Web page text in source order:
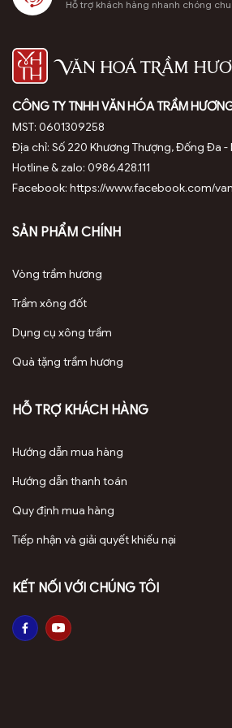
Hỗ trợ khách hàng nhanh chóng
CÔNG TY TNHH VĂN HÓA TRẦM
MST: 0601309258
Địa chỉ: Số 220 Khương Thượng, Đống Đa -
Hotline & zalo: 0986.428.111
Facebook: https://www.facebook.com/
SẢN PHẨM CHÍNH
Vòng trầm hương
Trầm xông đốt
Dụng cụ xông trầm
Quà tặng trầm hương
HỖ TRỢ KHÁCH HÀNG
Hướng dẫn mua hàng
Hướng dẫn thanh toán
Quy định mua hàng
Tiếp nhận và giải quyết khiếu nại
KẾT NỐI VỚI CHÚNG TÔI